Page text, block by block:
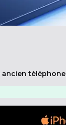
ancien téléphone